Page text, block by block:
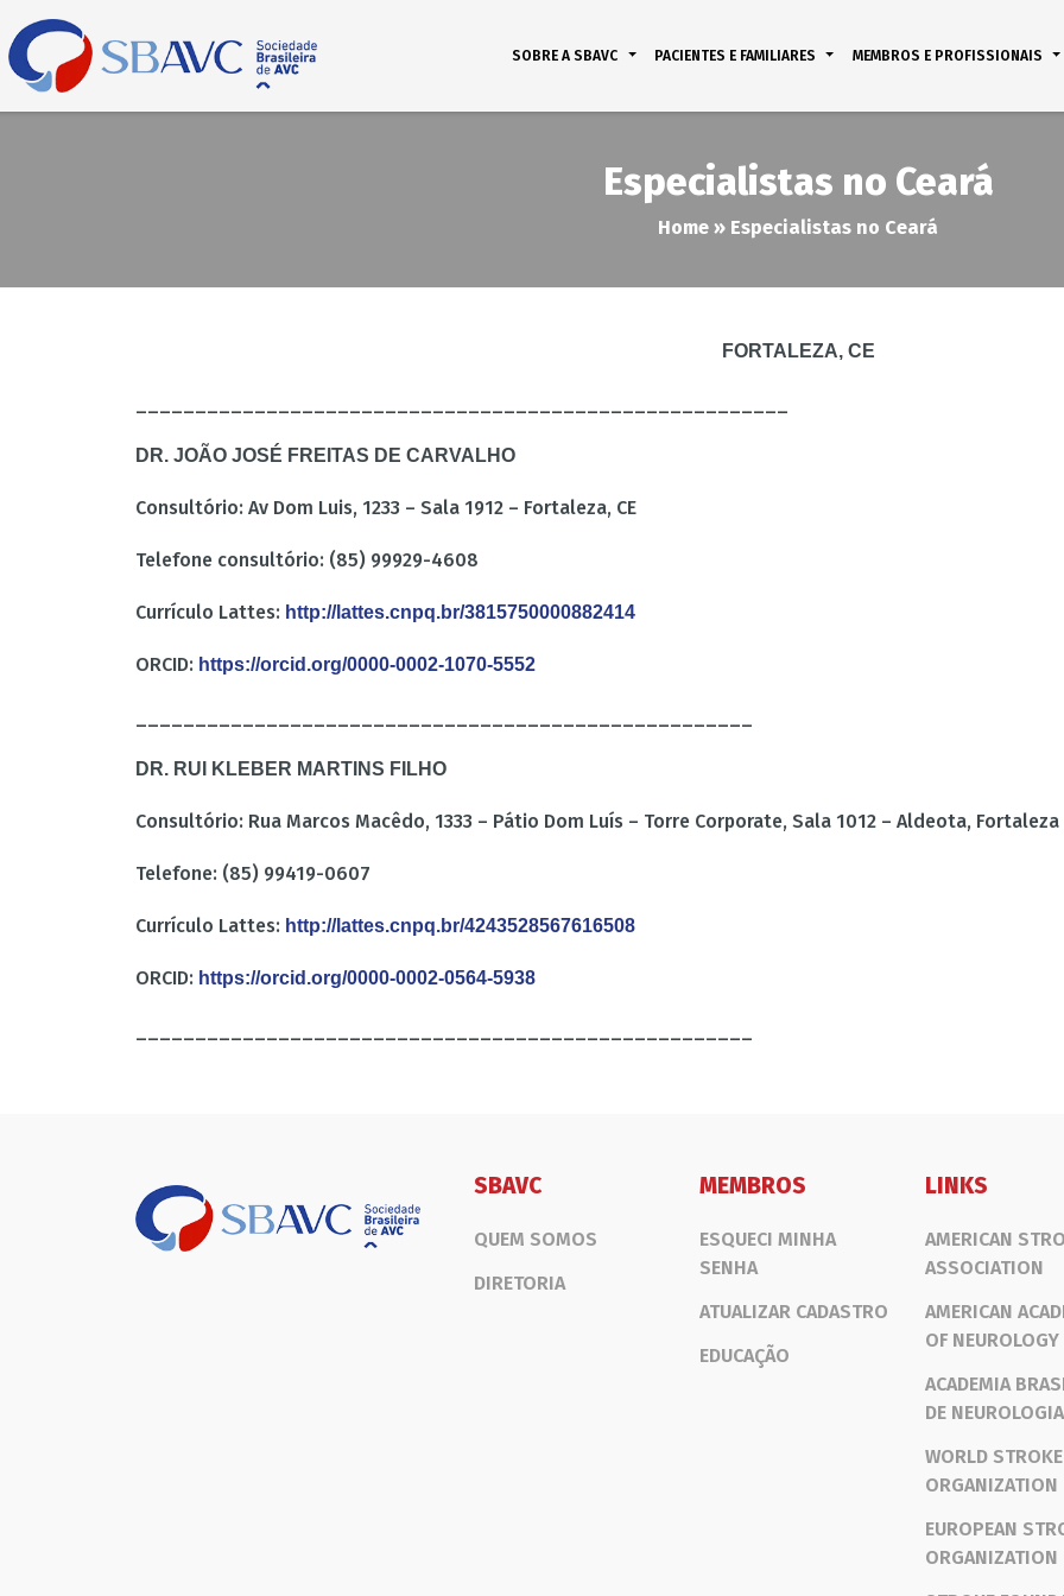
SOBRE A SBAVC PACIENTES E FAMILIARES MEMBROS E PROFISSIONAIS
Especialistas no Ceará
Home » Especialistas no Ceará
FORTALEZA, CE
DR. JOÃO JOSÉ FREITAS DE CARVALHO
Consultório: Av Dom Luis, 1233 – Sala 1912 – Fortaleza, CE
Telefone consultório: (85) 99929-4608
Currículo Lattes: http://lattes.cnpq.br/3815750000882414
ORCID: https://orcid.org/0000-0002-1070-5552
DR. RUI KLEBER MARTINS FILHO
Consultório: Rua Marcos Macêdo, 1333 – Pátio Dom Luís – Torre Corporate, Sala 1012 – Aldeota, Fortaleza
Telefone: (85) 99419-0607
Currículo Lattes: http://lattes.cnpq.br/4243528567616508
ORCID: https://orcid.org/0000-0002-0564-5938
SBAVC
QUEM SOMOS
DIRETORIA
MEMBROS
ESQUECI MINHA
SENHA
ATUALIZAR CADASTRO
EDUCAÇÃO
LINKS
AMERICAN
ASSOCIATION
AMERICAN
OF NEUROLOGY
ACADEMIA
DE NEUROLOGIA
WORLD STROKE
ORGANIZATION
EUROPEAN
ORGANIZATION